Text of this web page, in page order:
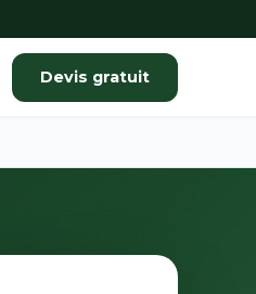
Devis gratuit